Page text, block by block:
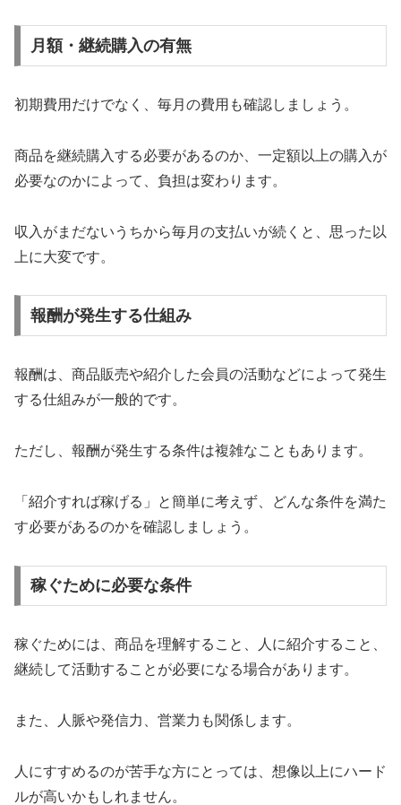
月額・継続購入の有無
初期費用だけでなく、毎月の費用も確認しましょう。
商品を継続購入する必要があるのか、一定額以上の購入が
必要なのかによって、負担は変わります。
収入がまだないうちから毎月の支払いが続くと、思った以
上に大変です。
報酬が発生する仕組み
報酬は、商品販売や紹介した会員の活動などによって発生
する仕組みが一般的です。
ただし、報酬が発生する条件は複雑なこともあります。
「紹介すれば稼げる」と簡単に考えず、どんな条件を満た
す必要があるのかを確認しましょう。
稼ぐために必要な条件
稼ぐためには、商品を理解すること、人に紹介すること、
継続して活動することが必要になる場合があります。
また、人脈や発信力、営業力も関係します。
人にすすめるのが苦手な方にとっては、想像以上にハード
ルが高いかもしれません。